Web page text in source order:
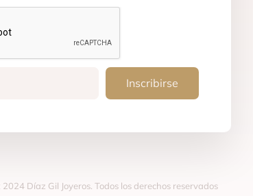
Inscribirse
Díaz Gil Joyeros. Todos los derechos reservados